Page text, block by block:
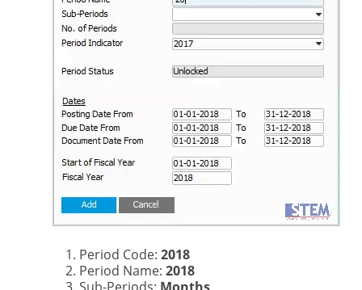
Period Code: 2018
Period Name: 2018